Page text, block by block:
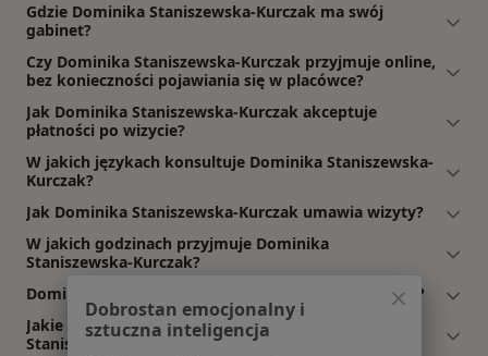
Gdzie Dominika Staniszewska-Kurczak ma swój
gabinet?
Czy Dominika Staniszewska-Kurczak przyjmuje online,
bez konieczności pojawiania się w placówce?
Jak Dominika Staniszewska-Kurczak akceptuje
płatności po wizycie?
W jakich językach konsultuje Dominika Staniszewska-
Kurczak?
Jak Dominika Staniszewska-Kurczak umawia wizyty?
W jakich godzinach przyjmuje Dominika
Staniszewska-Kurczak?
Dominika Staniszewska-Kurczak: co mówią pacjenci?
Jakie ubezpieczenia akceptuje Dominika
Staniszewska-Kurczak?
Dobrostan emocjonalny i
sztuczna inteligencja